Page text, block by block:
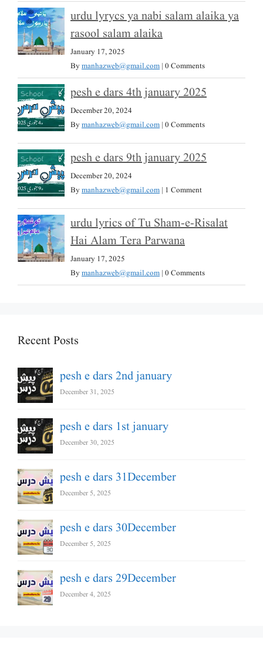
urdu lyrycs ya nabi salam alaika ya
rasool salam alaika
January 17, 2025
Bymanhazweb@gmail.com | 0 Comments
pesh e dars 4th january 2025
December 20, 2024
Bymanhazweb@gmail.com | 0 Comments
pesh e dars 9th january 2025
December 20, 2024
Bymanhazweb@gmail.com | 1 Comment
urdu lyrics of Tu Sham-e-Risalat
Hai Alam Tera Parwana
January 17, 2025
Bymanhazweb@gmail.com | 0 Comments
Recent Posts
pesh e dars 2nd january
December 31, 2025
pesh e dars 1st january
December 30, 2025
pesh e dars 31December
December 5, 2025
pesh e dars 30December
December 5, 2025
pesh e dars 29December
December 4, 2025